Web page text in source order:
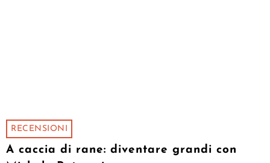
RECENSIONI
A caccia di rane: diventare grandi con